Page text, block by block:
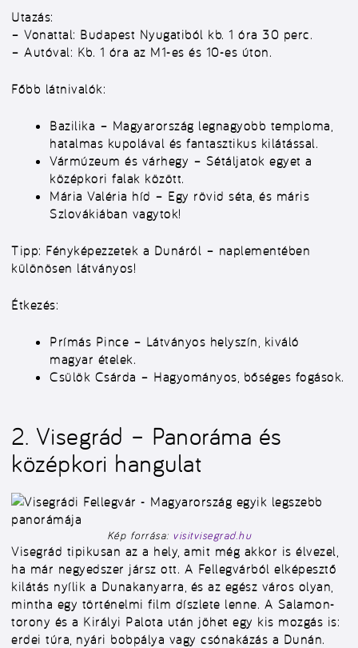
Utazás:
– Vonattal: Budapest Nyugatiból kb. 1 óra 30 perc.
– Autóval: Kb. 1 óra az M1-es és 10-es úton.
Főbb látnivalók:
Bazilika – Magyarország legnagyobb temploma,
hatalmas kupolával és fantasztikus kilátással.
Vármúzeum és várhegy – Sétáljatok egyet a
középkori falak között.
Mária Valéria híd – Egy rövid séta, és máris
Szlovákiában vagytok!
Tipp: Fényképezzetek a Dunáról – naplementében
különösen látványos!
Étkezés:
Prímás Pince – Látványos helyszín, kiváló
magyar ételek.
Csülök Csárda – Hagyományos, bőséges fogások.
2. Visegrád – Panoráma és
középkori hangulat
Kép forrása: visitvisegrad.hu
Visegrád tipikusan az a hely, amit még akkor is élvezel,
ha már negyedszer jársz ott. A Fellegvárból elképesztő
kilátás nyílik a Dunakanyarra, és az egész város olyan,
mintha egy történelmi film díszlete lenne. A Salamon-
torony és a Királyi Palota után jöhet egy kis mozgás is:
erdei túra, nyári bobpálya vagy csónakázás a Dunán.